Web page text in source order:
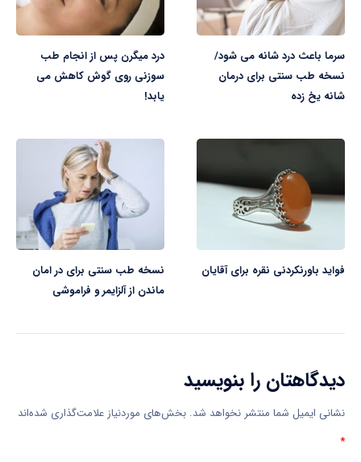
سرما باعث درد شانه می شود/
نسخه طب سنتی برای درمان
شانه یخ زده
درد میگرن پس از انجام طب
سوزنی روی گوش کاهش می
یابد!
فواید باورنکردنی نقره برای آقایان
نسخه طب سنتی برای در امان
ماندن از آلزایمر و فراموشی
دیدگاهتان را بنویسید
نشانی ایمیل شما منتشر نخواهد شد. بخش‌های موردنیاز علامت‌گذاری شده‌اند
*